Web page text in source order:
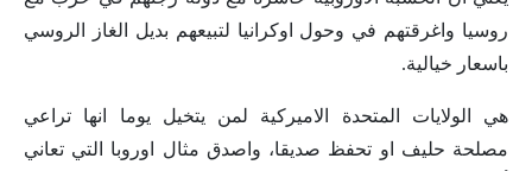
روسيا واغرقتهم في وحول اوكرانيا لتبيعهم بديل الغاز الروسي
باسعار خيالية.
هي الولايات المتحدة الاميركية لمن يتخيل يوما انها تراعي
مصلحة حليف او تحفظ صديقا، واصدق مثال اوروبا التي تعاني